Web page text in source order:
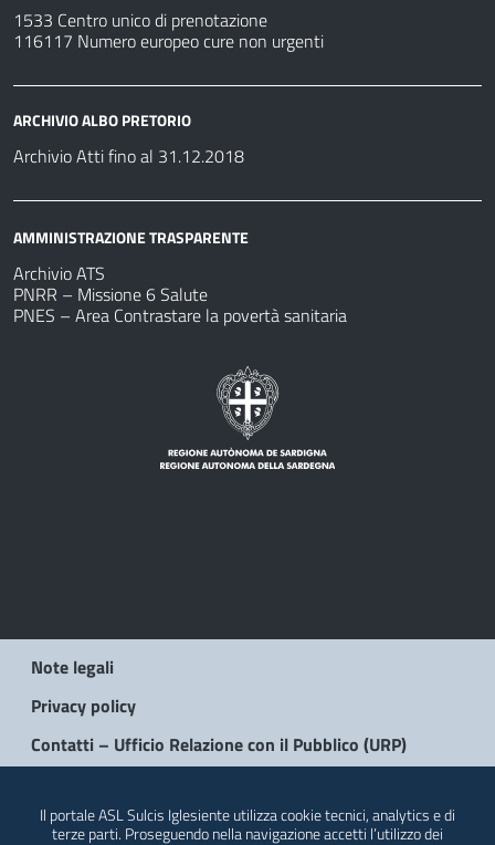
1533 Centro unico di prenotazione
116117 Numero europeo cure non urgenti
ARCHIVIO ALBO PRETORIO
Archivio Atti fino al 31.12.2018
AMMINISTRAZIONE TRASPARENTE
Archivio ATS
PNRR – Missione 6 Salute
PNES – Area Contrastare la povertà sanitaria
Note legali
Privacy policy
Contatti – Ufficio Relazione con il Pubblico (URP)
Il portale ASL Sulcis Iglesiente utilizza cookie tecnici, analytics e di
terze parti. Proseguendo nella navigazione accetti l’utilizzo dei